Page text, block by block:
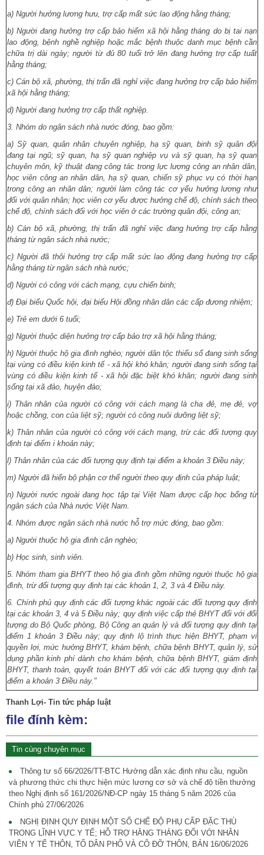
a) Người hưởng lương hưu, trợ cấp mất sức lao động hằng tháng;
b) Người đang hưởng trợ cấp bảo hiểm xã hội hằng tháng do bị tai nạn
lao động, bệnh nghề nghiệp hoặc mắc bệnh thuộc danh mục bệnh cần
chữa trị dài ngày; người từ đủ 80 tuổi trở lên đang hưởng trợ cấp tuất
hằng tháng;
c) Cán bộ xã, phường, thị trấn đã nghỉ việc đang hưởng trợ cấp bảo hiểm
xã hội hằng tháng;
d) Người đang hưởng trợ cấp thất nghiệp.
3. Nhóm do ngân sách nhà nước đóng, bao gồm:
a) Sỹ quan, quân nhân chuyên nghiệp, hạ sỹ quan, binh sỹ quân đội
đang tại ngũ; sỹ quan, hạ sỹ quan nghiệp vụ và sỹ quan, hạ sỹ quan
chuyên môn, kỹ thuật đang công tác trong lực lượng công an nhân dân,
học viên công an nhân dân, hạ sỹ quan, chiến sỹ phục vụ có thời hạn
trong công an nhân dân; người làm công tác cơ yếu hưởng lương như
đối với quân nhân; học viên cơ yếu được hưởng chế độ, chính sách theo
chế độ, chính sách đối với học viên ở các trường quân đội, công an;
b) Cán bộ xã, phường, thị trấn đã nghỉ việc đang hưởng trợ cấp hằng
tháng từ ngân sách nhà nước;
c) Người đã thôi hưởng trợ cấp mất sức lao động đang hưởng trợ cấp
hằng tháng từ ngân sách nhà nước;
d) Người có công với cách mạng, cựu chiến binh;
đ) Đại biểu Quốc hội, đại biểu Hội đồng nhân dân các cấp đương nhiệm;
e) Trẻ em dưới 6 tuổi;
g) Người thuộc diện hưởng trợ cấp bảo trợ xã hội hằng tháng;
h) Người thuộc hộ gia đình nghèo; người dân tộc thiểu số đang sinh sống
tại vùng có điều kiện kinh tế - xã hội khó khăn; người đang sinh sống tại
vùng có điều kiện kinh tế - xã hội đặc biệt khó khăn; người đang sinh
sống tại xã đảo, huyện đảo;
i) Thân nhân của người có công với cách mạng là cha đẻ, mẹ đẻ, vợ
hoặc chồng, con của liệt sỹ; người có công nuôi dưỡng liệt sỹ;
k) Thân nhân của người có công với cách mạng, trừ các đối tượng quy
định tại điểm i khoản này;
l) Thân nhân của các đối tượng quy định tại điểm a khoản 3 Điều này;
m) Người đã hiến bộ phận cơ thể người theo quy định của pháp luật;
n) Người nước ngoài đang học tập tại Việt Nam được cấp học bổng từ
ngân sách của Nhà nước Việt Nam.
4. Nhóm được ngân sách nhà nước hỗ trợ mức đóng, bao gồm:
a) Người thuộc hộ gia đình cận nghèo;
b) Học sinh, sinh viên.
5. Nhóm tham gia BHYT theo hộ gia đình gồm những người thuộc hộ gia
đình, trừ đối tượng quy định tại các khoản 1, 2, 3 và 4 Điều này.
6. Chính phủ quy định các đối tượng khác ngoài các đối tượng quy định
tại các khoản 3, 4 và 5 Điều này; quy định việc cấp thẻ BHYT đối với đối
tượng do Bộ Quốc phòng, Bộ Công an quản lý và đối tượng quy định tại
điểm 1 khoản 3 Điều này; quy định lộ trình thực hiện BHYT, phạm vi
quyền lợi, mức hưởng BHYT, khám bệnh, chữa bệnh BHYT, quản lý, sử
dụng phần kinh phí dành cho khám bệnh, chữa bệnh BHYT, giám định
BHYT, thanh toán, quyết toán BHYT đối với các đối tượng quy định tại
điểm a khoản 3 Điều này."
Thanh Lợi- Tin tức pháp luật
file đính kèm:
Tin cùng chuyên mục
Thông tư số 66/2026/TT-BTC Hướng dẫn xác định nhu cầu, nguồn
và phương thức chi thực hiện mức lương cơ sở và chế độ tiền thưởng
theo Nghị định số 161/2026/NĐ-CP ngày 15 tháng 5 năm 2026 của
Chính phủ 27/06/2026
NGHỊ ĐỊNH QUY ĐỊNH MỘT SỐ CHẾ ĐỘ PHỤ CẤP ĐẶC THÙ
TRONG LĨNH VỰC Y TẾ; HỖ TRỢ HẰNG THÁNG ĐỐI VỚI NHÂN
VIÊN Y TẾ THÔN, TỔ DÂN PHỐ VÀ CÔ ĐỠ THÔN, BẢN 16/06/2026